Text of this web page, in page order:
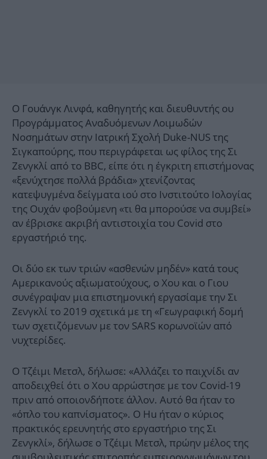
O Γουάνγκ Λινφά, καθηγητής και διευθυντής ου
Προγράμματος Αναδυόμενων Λοιμωδών
Νοσημάτων στην Ιατρική Σχολή Duke-NUS της
Σιγκαπούρης, που περιγράφεται ως φίλος της Σι
Ζενγκλί από το BBC, είπε ότι η έγκριτη επιστήμονας
«ξενύχτησε πολλά βράδια» χτενίζοντας
κατεψυγμένα δείγματα ιού στο Ινστιτούτο Ιολογίας
της Ουχάν φοβούμενη «τι θα μπορούσε να συμβεί»
αν έβρισκε ακριβή αντιστοιχία του Covid στο
εργαστήριό της.
Οι δύο εκ των τριών «ασθενών μηδέν» κατά τους
Αμερικανούς αξιωματούχους, ο Χου και ο Γιου
συνέγραψαν μια επιστημονική εργασίαμε την Σι
Ζενγκλί το 2019 σχετικά με τη «Γεωγραφική δομή
των σχετιζόμενων με τον SARS κορωνοϊών από
νυχτερίδες.
Ο Τζέιμι Μετσλ, δήλωσε: «Αλλάζει το παιχνίδι αν
αποδειχθεί ότι ο Χου αρρώστησε με τον Covid-19
πριν από οποιονδήποτε άλλον. Αυτό θα ήταν το
«όπλο του καπνίσματος». Ο Hu ήταν ο κύριος
πρακτικός ερευνητής στο εργαστήριο της Σι
Ζενγκλί», δήλωσε ο Τζέιμι Μετσλ, πρώην μέλος της